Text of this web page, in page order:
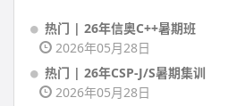
热门 | 26年信奥C++暑期班
2026年05月28日
热门 | 26年CSP-J/S暑期集训
2026年05月28日